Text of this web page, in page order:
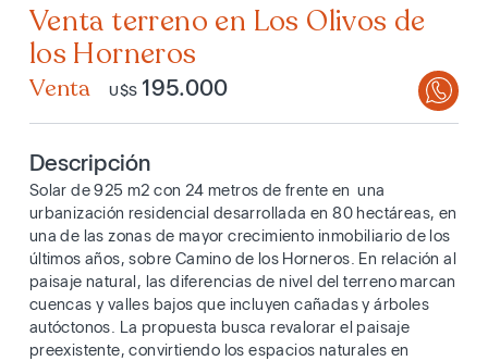
Venta terreno en Los Olivos de
los Horneros
Venta U$S195.000
Descripción
Solar de 925 m2 con 24 metros de frente en una
urbanización residencial desarrollada en 80 hectáreas, en
una de las zonas de mayor crecimiento inmobiliario de los
últimos años, sobre Camino de los Horneros. En relación al
paisaje natural, las diferencias de nivel del terreno marcan
cuencas y valles bajos que incluyen cañadas y árboles
autóctonos. La propuesta busca revalorar el paisaje
preexistente, convirtiendo los espacios naturales en